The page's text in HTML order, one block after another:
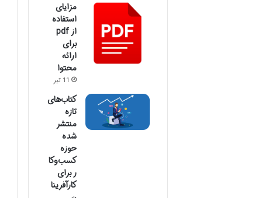
مزایای
استفاده
از pdf
برای
ارائه
محتوا
11 تیر
کتاب‌های
تازه
منتشر
شده
حوزه
کسب‌وکا
ر برای
کارآفرینا